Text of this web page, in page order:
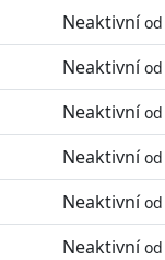
Neaktivní
Neaktivní
Neaktivní
Neaktivní
Neaktivní
Neaktivní